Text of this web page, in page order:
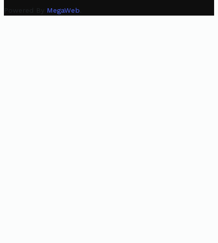
Powered By MegaWeb